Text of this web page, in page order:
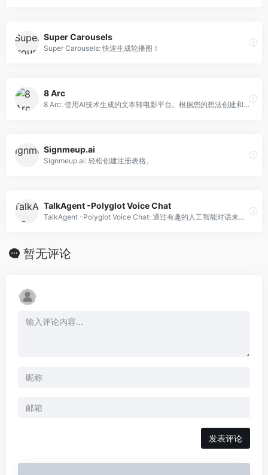
Super Carousels
Super Carousels: 快速生成轮播图！
8 Arc
8 Arc: 使用AI技术生成的文本转电影平台。根据您的想法创建和观看短片。
Signmeup.ai
Signmeup.ai: 轻松创建注册表格。
TalkAgent -Polyglot Voice Chat
TalkAgent -Polyglot Voice Chat: 通过有趣的人工智能对话来提高语言技能。
暂无评论
发表评论